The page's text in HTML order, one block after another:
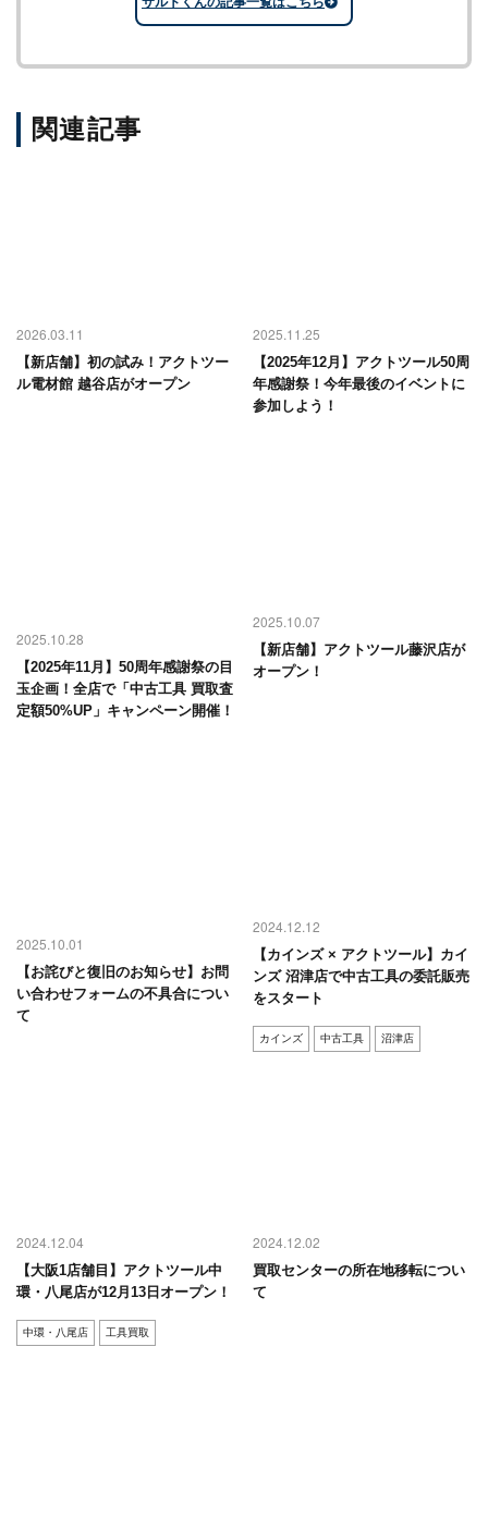
関連記事
2026.03.11
【新店舗】初の試み！アクトツー
ル電材館 越谷店がオープン
2025.11.25
【2025年12月】アクトツール50周
年感謝祭！今年最後のイベントに
参加しよう！
2025.10.28
【2025年11月】50周年感謝祭の目
玉企画！全店で「中古工具 買取査
定額50%UP」キャンペーン開催！
2025.10.07
【新店舗】アクトツール藤沢店が
オープン！
2025.10.01
【お詫びと復旧のお知らせ】お問
い合わせフォームの不具合につい
て
2024.12.12
【カインズ × アクトツール】カイ
ンズ 沼津店で中古工具の委託販売
をスタート
カインズ 中古工具 沼津店
2024.12.04
【大阪1店舗目】アクトツール中
環・八尾店が12月13日オープン！
中環・八尾店 工具買取
2024.12.02
買取センターの所在地移転につい
て